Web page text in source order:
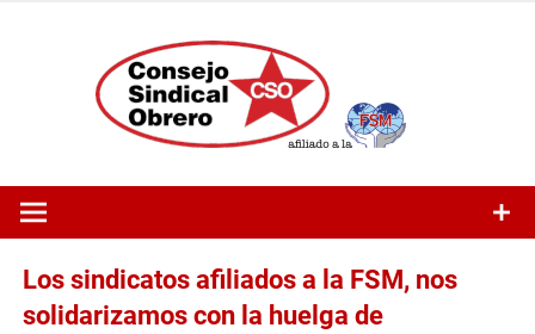
Los sindicatos afiliados a la FSM, nos
solidarizamos con la huelga de